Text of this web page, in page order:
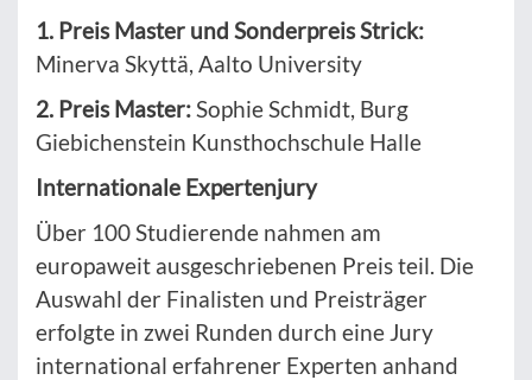
1. Preis Master und Sonderpreis Strick:
Minerva Skyttä, Aalto University
2. Preis Master: Sophie Schmidt, Burg
Giebichenstein Kunsthochschule Halle
Internationale Expertenjury
Über 100 Studierende nahmen am
europaweit ausgeschriebenen Preis teil. Die
Auswahl der Finalisten und Preisträger
erfolgte in zwei Runden durch eine Jury
international erfahrener Experten anhand